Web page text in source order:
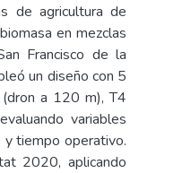
de agricultura de
en mezclas
Francisco de la
un diseño con 5
a 120 m), T4
variables
tiempo operativo.
2020, aplicando